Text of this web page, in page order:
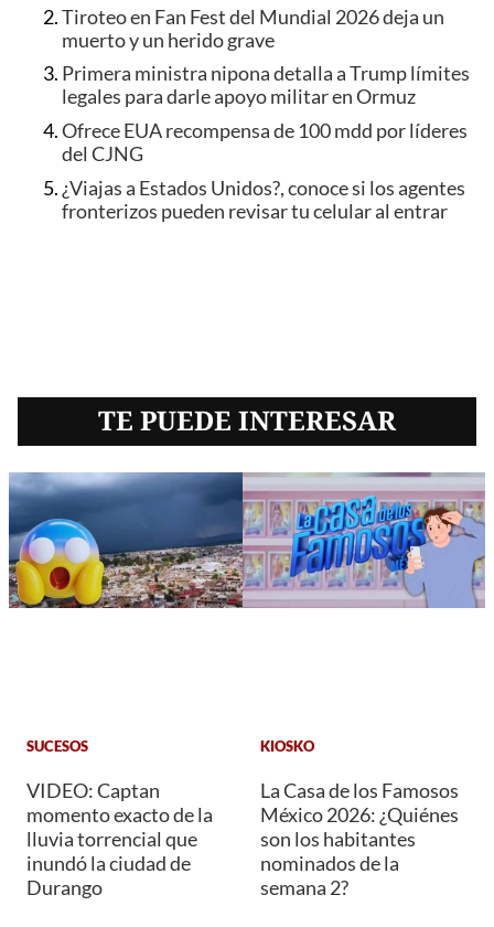
Tiroteo en Fan Fest del Mundial 2026 deja un
muerto y un herido grave
Primera ministra nipona detalla a Trump límites
legales para darle apoyo militar en Ormuz
Ofrece EUA recompensa de 100 mdd por líderes
del CJNG
¿Viajas a Estados Unidos?, conoce si los agentes
fronterizos pueden revisar tu celular al entrar
TE PUEDE INTERESAR
SUCESOS
VIDEO: Captan
momento exacto de la
lluvia torrencial que
inundó la ciudad de
Durango
KIOSKO
La Casa de los Famosos
México 2026: ¿Quiénes
son los habitantes
nominados de la
semana 2?